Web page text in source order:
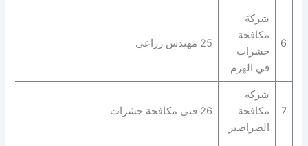
6
شركة
مكافحة
حشرات
في الهرم
25 مهندس زراعي
7
شركة
مكافحة
الصراصير
26 فني مكافحة حشرات